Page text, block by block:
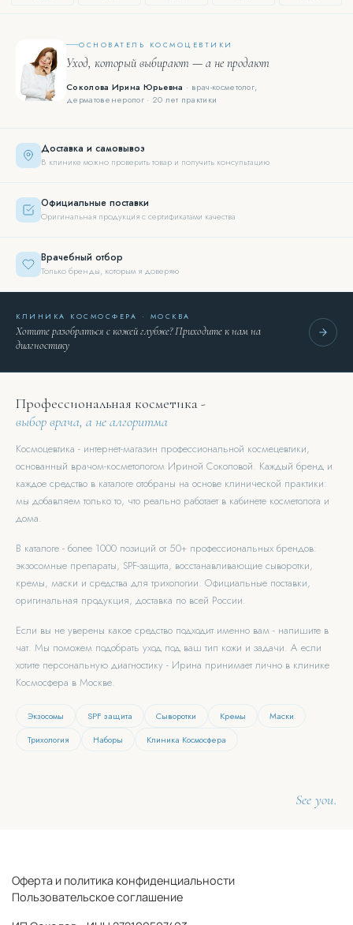
ОСНОВАТЕЛЬ КОСМОЦЕВТИКИ
Уход, который выбирают — а не продают
Соколова Ирина Юрьевна · врач-косметолог,
дерматовенеролог · 20 лет практики
Доставка и самовывоз
В клинике можно проверить товар и получить консультацию
Официальные поставки
Оригинальная продукция с сертификатами качества
Врачебный отбор
Только бренды, которым я доверяю
КЛИНИКА КОСМОСФЕРА · МОСКВА
Хотите разобраться с кожей глубже? Приходите к нам на
диагностику
Профессиональная косметика -
выбор врача, а не алгоритма
Космоцевтика - интернет-магазин профессиональной космецевтики,
основанный врачом-косметологом Ириной Соколовой. Каждый бренд и
каждое средство в каталоге отобраны на основе клинической практики:
мы добавляем только то, что реально работает в кабинете косметолога и
дома.
В каталоге - более 1000 позиций от 50+ профессиональных брендов:
экзосомные препараты, SPF-защита, восстанавливающие сыворотки,
кремы, маски и средства для трихологии. Официальные поставки,
оригинальная продукция, доставка по всей России.
Если вы не уверены какое средство подходит именно вам - напишите в
чат. Мы поможем подобрать уход под ваш тип кожи и задачи. А если
хотите персональную диагностику - Ирина принимает лично в клинике
Космосфера в Москве.
Экзосомы SPF защита Сыворотки Кремы
Маски
Трихология
Наборы Клиника Космосфера
See you.
Оферта и политика конфиденциальности
Пользовательское соглашение